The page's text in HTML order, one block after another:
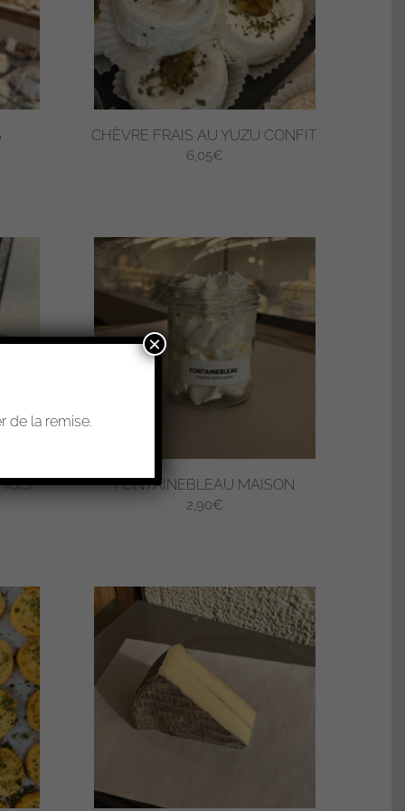
CHÈVRE FRAIS AU YUZU CONFIT
6,05€
FONTAINEBLEAU MAISON
2,90€
de la remise.
×